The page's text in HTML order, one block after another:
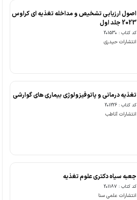
اصول ارزیابی تشخیص و مداخله تغذیه ای کراوس
2023 جلد اول
کد کتاب : 201530
انتشارات حیدری
تغذیه درمانی و پاتوفیزولوژی بیماری های گوارشی
کد کتاب : 201226
انتشارات آناطب
جعبه سیاه دکتری علوم تغذیه
کد کتاب : 201187
انتشارات علمی سنا